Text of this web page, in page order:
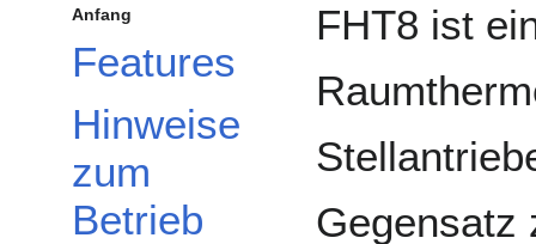
Anfang
Features
Hinweise
zum
Betrieb
FHT8 ist
Gegensatz